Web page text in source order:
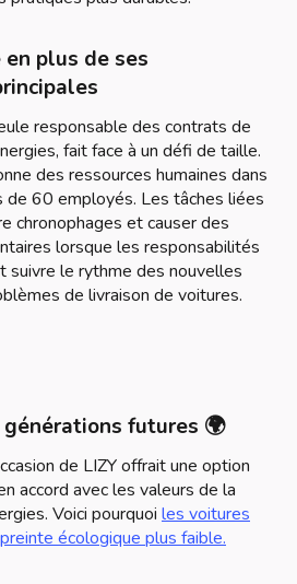
plus de ses
responsable des contrats de
fait face à un défi de taille.
des ressources humaines dans
de 60 employés. Les tâches liées
chronophages et causer des
lorsque les responsabilités
suivre le rythme des nouvelles
de livraison de voitures.
futures 🌍
de LIZY offrait une option
accord avec les valeurs de la
Voici pourquoi les voitures
écologique plus faible.